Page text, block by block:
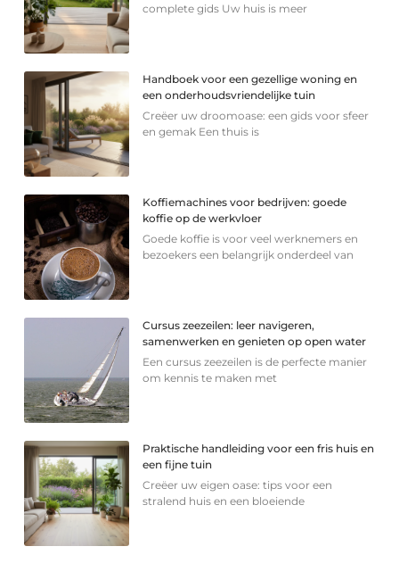
complete gids Uw huis is meer
Handboek voor een gezellige woning en
een onderhoudsvriendelijke tuin
Creëer uw droomoase: een gids voor sfeer
en gemak Een thuis is
Koffiemachines voor bedrijven: goede
koffie op de werkvloer
Goede koffie is voor veel werknemers en
bezoekers een belangrijk onderdeel van
Cursus zeezeilen: leer navigeren,
samenwerken en genieten op open water
Een cursus zeezeilen is de perfecte manier
om kennis te maken met
Praktische handleiding voor een fris huis en
een fijne tuin
Creëer uw eigen oase: tips voor een
stralend huis en een bloeiende